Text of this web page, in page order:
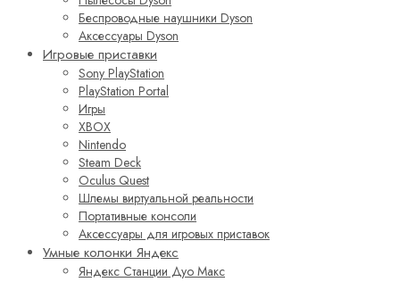
Беспроводные наушники Dyson
Аксессуары Dyson
Игровые приставки
Sony PlayStation
PlayStation Portal
Игры
XBOX
Nintendo
Steam Deck
Oculus Quest
Шлемы виртуальной реальности
Портативные консоли
Аксессуары для игровых приставок
Умные колонки Яндекс
Яндекс Станции Дуо Макс